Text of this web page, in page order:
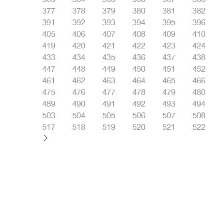
377
378 379 380 381
382
391
392 393 394 395
396
405
406 407 408 409
410
419
420 421 422 423
424
433
434 435 436 437
438
447
448 449 450 451
452
461
462 463 464 465
466
475
476 477 478 479
480
489
490 491 492 493
494
503
504 505 506 507
508
517
518 519 520 521 522